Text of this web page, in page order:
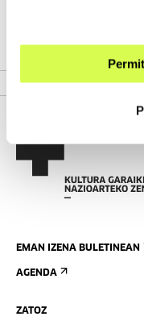
EMAN IZENA BULETINEAN
AGENDA
ZATOZ